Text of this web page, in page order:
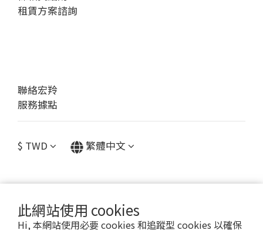
此網站使用 cookies
Hi, 本網站使用必要 cookies 和追蹤型 cookies 以確保
租賃方案諮詢
聯絡宏羚
服務據點
$ TWD 繁體中文
提醒您，我們不會以電話或簡訊方式通知變更付款方式。